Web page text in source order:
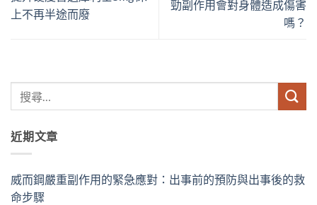
上不再半途而廢
勁副作用會對身體造成傷害
嗎？
近期文章
威而鋼嚴重副作用的緊急應對：出事前的預防與出事後的救
命步驟